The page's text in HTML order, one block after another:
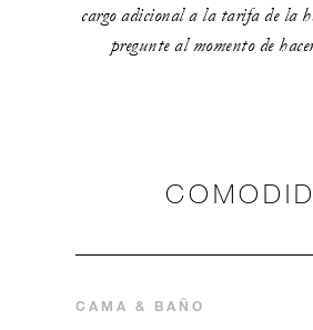
cargo adicional a la tarifa de la
pregunte al momento de
CAMA & BAÑO